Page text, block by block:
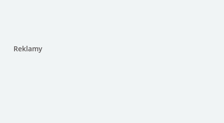
Reklamy